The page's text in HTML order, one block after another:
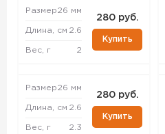
Размер26 мм
Длина, см 2.6
Вес, г 2
280 руб.
Купить
Размер26 мм
Длина, см 2.6
Вес, г 2.3
280 руб.
Купить